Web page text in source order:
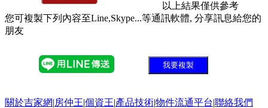
以上結果僅供參考
您可複製下列內容至Line,Skype...等通訊軟體, 分享訊息給您的
朋友
我要複製
關於吉家網|房仲王|個資王|產品技術|物件流通平台|聯絡我們